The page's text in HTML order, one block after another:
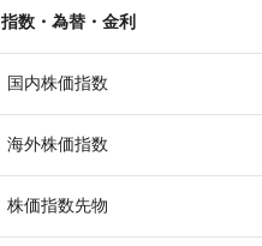
指数・為替・金利
国内株価指数
海外株価指数
株価指数先物